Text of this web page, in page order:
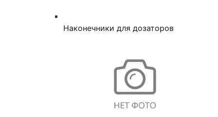
Наконечники для дозаторов